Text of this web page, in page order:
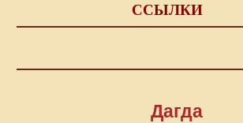
ССЫЛКИ
Дагда